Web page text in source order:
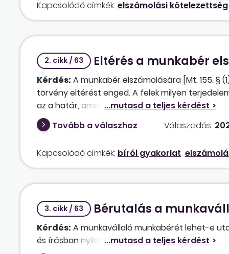
határidőn túl valósul meg többnyire. Ebben az
jelen eljárásunkkal megfelelünk a törvényi
(utólagos jutalom, utólagos orvosi igazolás)
kilépőpapír kerül kiadásra?
Kapcsolódó címkék: elszámolási kötelezettség
2. cikk / 63 Eltérés a munkabér
Kérdés: A munkabér elszámolására [Mt. 155. §
törvény eltérést enged. A felek milyen
az a határ, amelyen túl a munkáltató eltérő
minősül?
Tovább a válaszhoz Válaszadás:
Kapcsolódó címkék: bírói gyakorlat
3. cikk / 63 Bérutalás a
Kérdés: A munkavállaló munkabérét lehet-e
és írásban nyilatkozott is erről?